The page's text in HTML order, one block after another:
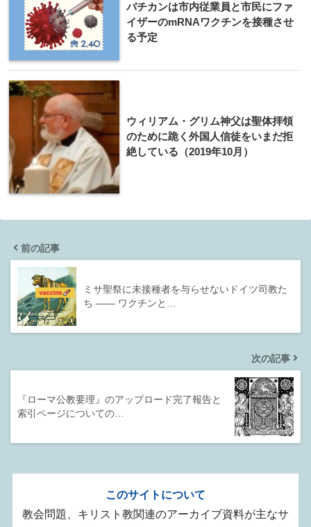
バチカンは市内従業員と市民にファ
イザーのmRNAワクチンを接種させ
る予定
ウィリアム・グリム神父は聖体拝領
のために跪く外国人信徒をいまだ拒
絶している（2019年10月）
前の記事
ミサ聖祭に未接種者を与らせないドイツ司教た
ち ―― ワクチンと…
次の記事
『ローマ公教要理』のアップロード完了報告と
索引ページについての…
このサイトについて
教会問題、キリスト教関連のアーカイブ資料が主なサ